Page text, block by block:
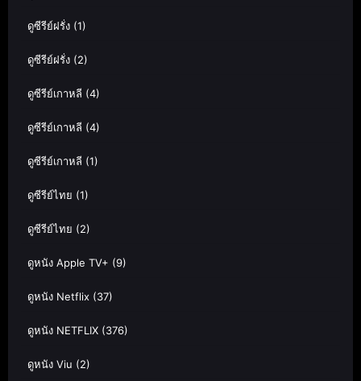
ดูซีรีย์ฝรั่ง (1)
ดูซีรีย์ฝรั่ง (2)
ดูซีรีย์เกาหลี (4)
ดูซีรีย์เกาหลี (4)
ดูซีรีย์เกาหลี (1)
ดูซีรีย์ไทย (1)
ดูซีรีย์ไทย (2)
ดูหนัง Apple TV+ (9)
ดูหนัง Netflix (37)
ดูหนัง NETFLIX (376)
ดูหนัง Viu (2)